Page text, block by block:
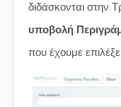
διδάσκονται στην
υποβολή
που έχουμε